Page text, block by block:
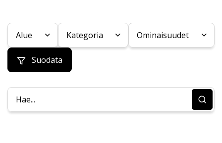
Alue Kategoria Ominaisuudet
Suodata